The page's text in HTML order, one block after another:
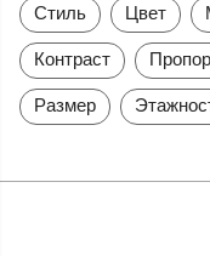
Стиль Цвет
Контраст
Размер